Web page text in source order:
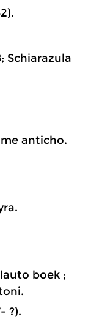
Schiarazula
anticho.
boek ;
?).